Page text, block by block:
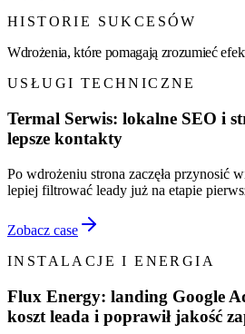
HISTORIE SUKCESÓW
Wdrożenia, które pomagają zrozumieć
USŁUGI TECHNICZNE
Termal Serwis: lokalne SEO i
lepsze kontakty
Po wdrożeniu strona zaczęła przynosić
lepiej filtrować leady już na etapie
Zobacz case
INSTALACJE I ENERGIA
Flux Energy: landing Google
koszt leada i poprawił jakość